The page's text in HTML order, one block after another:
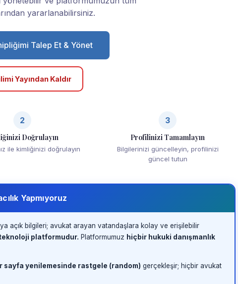
yararlanabilirsiniz.
Talep Et & Yönet
Yayından Kaldır
2
Doğrulayın
ile kimliğinizi doğrulayın
3
Profilinizi Tamamlayın
Bilgilerinizi güncelleyin, profilinizi
güncel tutun
Yapmıyoruz
açık bilgileri; avukat arayan vatandaşlara kolay ve erişilebilir
teknoloji platformudur. Platformumuz hiçbir hukuki danışmanlık
sayfa yenilemesinde rastgele (random) gerçekleşir; hiçbir avukat